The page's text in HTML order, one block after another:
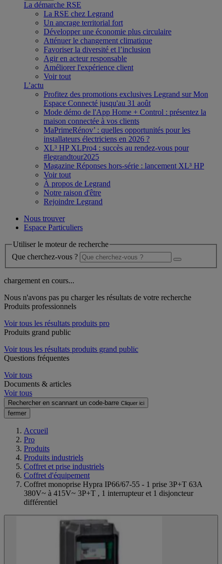
La démarche RSE
La RSE chez Legrand
Un ancrage territorial fort
Développer une économie plus circulaire
Atténuer le changement climatique
Favoriser la diversité et l’inclusion
Agir en acteur responsable
Améliorer l'expérience client
Voir tout
L’actu
Profitez des promotions exclusives Legrand sur Mon
Espace Connecté jusqu'au 31 août
Mode démo de l'App Home + Control : présentez la
maison connectée à vos clients
MaPrimeRénov’ : quelles opportunités pour les
installateurs électriciens en 2026 ?
XL³ HP XLPro4 : succès au rendez-vous pour
#legrandtour2025
Magazine Réponses hors-série : lancement XL³ HP
Voir tout
À propos de Legrand
Notre raison d'être
Rejoindre Legrand
Nous trouver
Espace Particuliers
Utiliser le moteur de recherche
Que cherchez-vous ?
chargement en cours...
Nous n'avons pas pu charger les résultats de votre recherche
Produits professionnels
Voir tous les résultats produits pro
Produits grand public
Voir tous les résultats produits grand public
Questions fréquentes
Voir tous
Documents & articles
Voir tous
Rechercher en scannant un code-barre Cliquer ici
fermer
Accueil
Pro
Produits
Produits industriels
Coffret et prise industriels
Coffret d'équipement
Coffret monoprise Hypra IP66/67-55 - 1 prise 3P+T 63A
380V~ à 415V~ 3P+T , 1 interrupteur et 1 disjoncteur
différentiel